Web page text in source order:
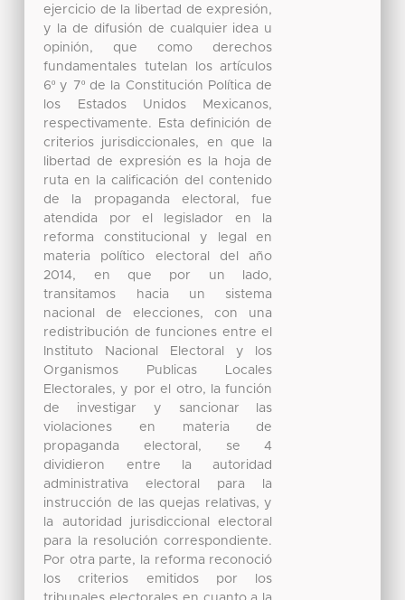
ejercicio de la libertad de expresión,
y la de difusión de cualquier idea u
opinión, que como derechos
fundamentales tutelan los artículos
6º y 7º de la Constitución Política de
los Estados Unidos Mexicanos,
respectivamente. Esta definición de
criterios jurisdiccionales, en que la
libertad de expresión es la hoja de
ruta en la calificación del contenido
de la propaganda electoral, fue
atendida por el legislador en la
reforma constitucional y legal en
materia político electoral del año
2014, en que por un lado,
transitamos hacia un sistema
nacional de elecciones, con una
redistribución de funciones entre el
Instituto Nacional Electoral y los
Organismos Publicas Locales
Electorales, y por el otro, la función
de investigar y sancionar las
violaciones en materia de
propaganda electoral, se 4
dividieron entre la autoridad
administrativa electoral para la
instrucción de las quejas relativas, y
la autoridad jurisdiccional electoral
para la resolución correspondiente.
Por otra parte, la reforma reconoció
los criterios emitidos por los